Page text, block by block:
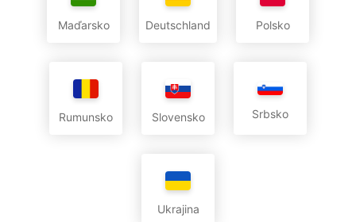
Maďarsko Deutschland Polsko
Rumunsko Slovensko Srbsko
Ukrajina